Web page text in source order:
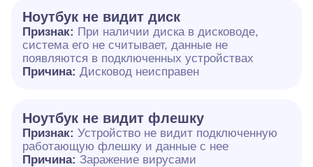
Ноутбук не видит диск
Признак: При наличии диска в дисководе,
система его не считывает, данные не
появляются в подключенных устройствах
Причина: Дисковод неисправен
Ноутбук не видит флешку
Признак: Устройство не видит подключенную
работающую флешку и данные с нее
Причина: Заражение вирусами